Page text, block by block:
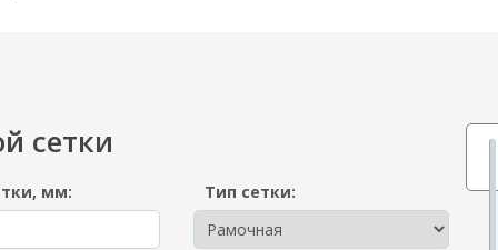
сетки
мм: Тип сетки: